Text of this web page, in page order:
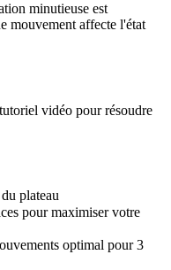
minutieuse est
mouvement affecte l'état
vidéo pour résoudre
plateau
pour maximiser votre
optimal pour 3